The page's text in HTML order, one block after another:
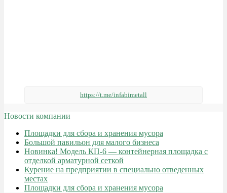
https://t.me/infabimetall
Новости компании
Площадки для сбора и хранения мусора
Большой павильон для малого бизнеса
Новинка! Модель КП-6 — контейнерная площадка с
отделкой арматурной сеткой
Курение на предприятии в специально отведенных
местах
Площадки для сбора и хранения мусора